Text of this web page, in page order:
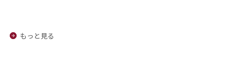
もっと見る